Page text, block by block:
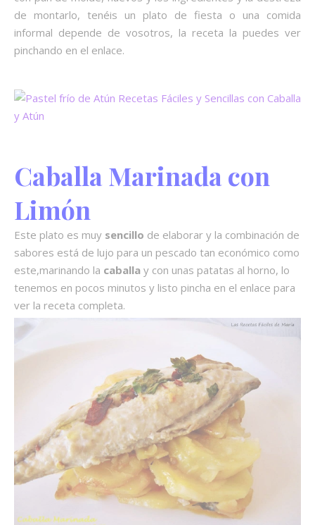
de montarlo, tenéis un plato de fiesta o una comida
informal depende de vosotros, la receta la puedes ver
pinchando en el enlace.
Caballa Marinada con
Limón
Este plato es muy sencillo de elaborar y la combinación de
sabores está de lujo para un pescado tan económico como
este,marinando la caballa y con unas patatas al horno, lo
tenemos en pocos minutos y listo pincha en el enlace para
ver la receta completa.